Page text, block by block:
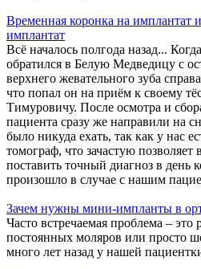
Временная коронка на имплантат
имплантат
Всё началось полгода назад...
обратился в Белую Медведицу с
верхнего жевательного зуба
что попал он на приём к своему
Тимуровичу. После осмотра и
пациента сразу же направили на
было никуда ехать, так как у нас
томограф, что зачастую
поставить точный диагноз в день
произошло в случае с нашим
Зачем нужны мини-импланты в
Часто встречаемая проблема – это
постоянных моляров или просто
много лет назад у нашей